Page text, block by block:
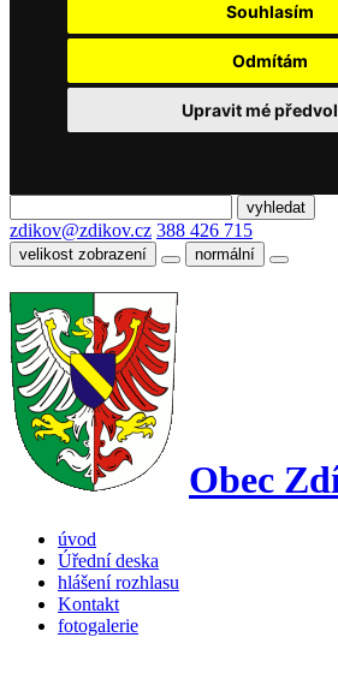
Souhlasím
Odmítám
Upravit mé
zdikov@zdikov.cz 388 426 715
velikost zobrazení normální
Obec
úvod
Úřední deska
hlášení rozhlasu
Kontakt
fotogalerie